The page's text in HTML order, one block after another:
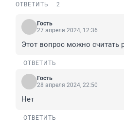
ОТВЕТИТЬ 2
Гость
27 апреля 2024, 12:36
Этот вопрос можно считать
ОТВЕТИТЬ
Гость
28 апреля 2024, 22:50
Нет
ОТВЕТИТЬ